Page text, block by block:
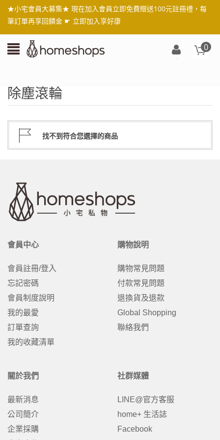
★小宅會員大募集★ 現在加入會員立即免費贈送100元註冊禮，每
筆訂單再享回饋金 ☛ 立即加入享好康
0
除塵滾輪
找不到符合您選擇的商品
會員中心
會員註冊/登入
忘記密碼
會員制度說明
我的最愛
訂單查詢
我的收藏清單
購物說明
購物常見問題
付款常見問題
退換貨及退款
Global Shopping
聯絡我們
關於我們
最新消息
公司簡介
企業採購
社群媒體
LINE@官方客服
home+ 生活誌
Facebook